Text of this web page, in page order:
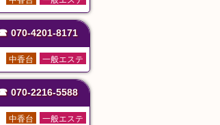
070-4201-8171
一般エステ
中香台
070-2216-5588
一般エステ
中香台